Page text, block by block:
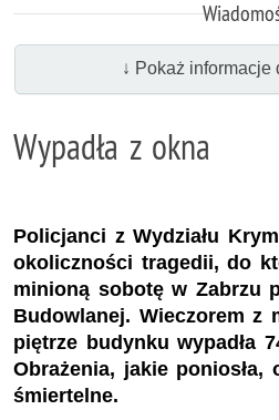
↓ Pokaż informacje
Wypadła z okna
Policjanci z Wydziału
okoliczności tragedii, do
minioną sobotę w Zabrzu
Budowlanej. Wieczorem z
piętrze budynku wypadła
Obrażenia, jakie poniosła,
śmiertelne.